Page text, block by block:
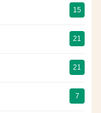
15
21
21
7